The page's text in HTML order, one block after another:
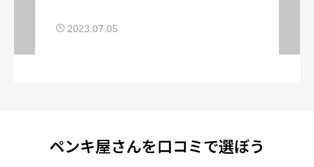
2023.07.05
ペンキ屋さんを口コミで選ぼう